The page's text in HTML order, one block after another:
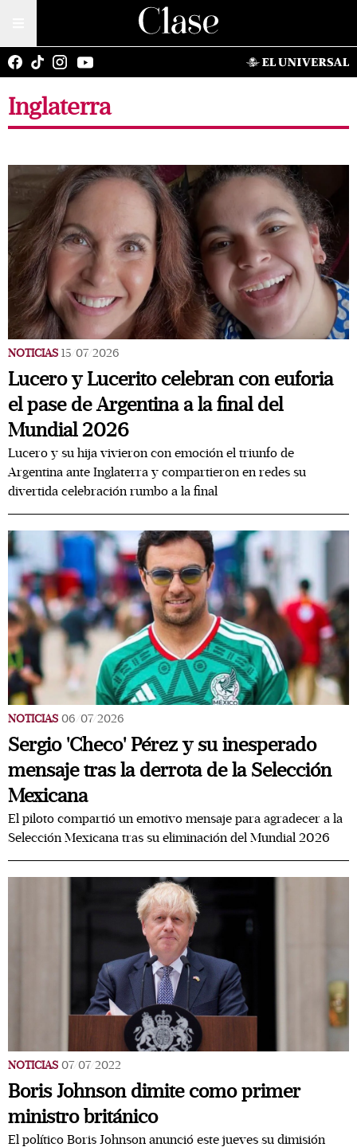
Inglaterra
NOTICIAS 15/07/2026
Lucero y Lucerito celebran con euforia
el pase de Argentina a la final del
Mundial 2026
Lucero y su hija vivieron con emoción el triunfo de
Argentina ante Inglaterra y compartieron en redes su
divertida celebración rumbo a la final
NOTICIAS 06/07/2026
Sergio 'Checo' Pérez y su inesperado
mensaje tras la derrota de la Selección
Mexicana
El piloto compartió un emotivo mensaje para agradecer a la
Selección Mexicana tras su eliminación del Mundial 2026
NOTICIAS 07/07/2022
Boris Johnson dimite como primer
ministro británico
El político Boris Johnson anunció este jueves su dimisión